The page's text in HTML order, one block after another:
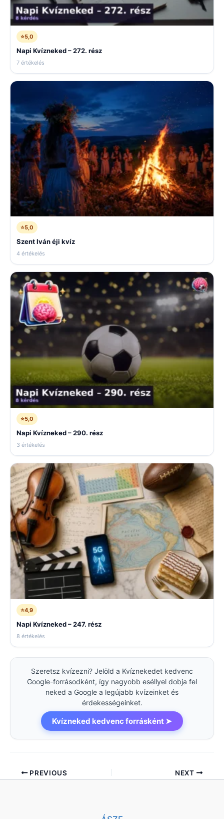
⭐5,0
Napi Kvízneked – 272. rész
7 értékelés
⭐5,0
Szent Iván éji kvíz
4 értékelés
⭐5,0
Napi Kvízneked – 290. rész
3 értékelés
⭐4,9
Napi Kvízneked – 247. rész
8 értékelés
Szeretsz kvízezni? Jelöld a Kvíznekedet kedvenc
Google-forrásodként, így nagyobb eséllyel dobja fel
neked a Google a legújabb kvízeinket és
érdekességeinket.
Kvízneked kedvenc forrásként ➤
PREVIOUS NEXT